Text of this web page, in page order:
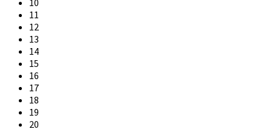
10
11
12
13
14
15
16
17
18
19
20